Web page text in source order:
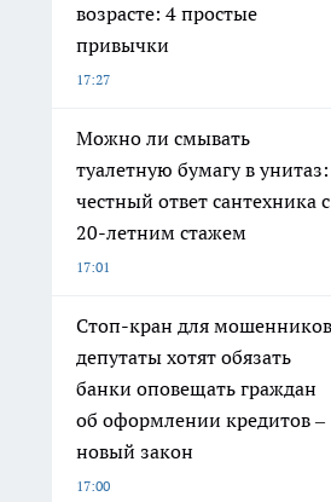
возрасте: 4 простые
привычки
17:27
Можно ли смывать
туалетную бумагу в унитаз:
честный ответ сантехника с
20-летним стажем
17:01
Стоп-кран для
депутаты хотят обязать
банки оповещать граждан
об оформлении кредитов –
новый закон
17:00